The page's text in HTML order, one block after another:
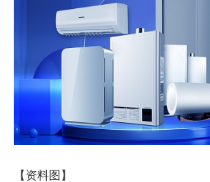
【资料图】